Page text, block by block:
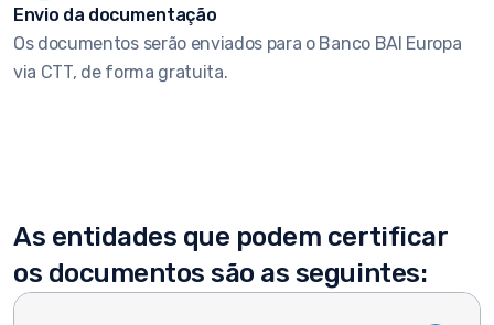
Envio da documentação
Os documentos serão enviados para o Banco BAI Europa
via CTT, de forma gratuita.
As entidades que podem certificar
os documentos são as seguintes: